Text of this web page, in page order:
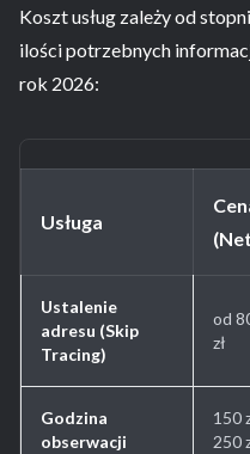
Koszt usług zależy od
ilości potrzebnych
rok 2026:
Usługa
Ustalenie
adresu (Skip
Tracing)
od
zł
Godzina
obserwacji
150
250